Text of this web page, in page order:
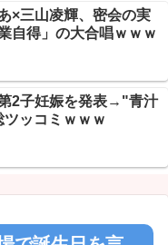
×三山凌輝、密会の実
自得」の大合唱ｗｗｗ
第2子妊娠を発表→"青汁
ッコミｗｗｗ